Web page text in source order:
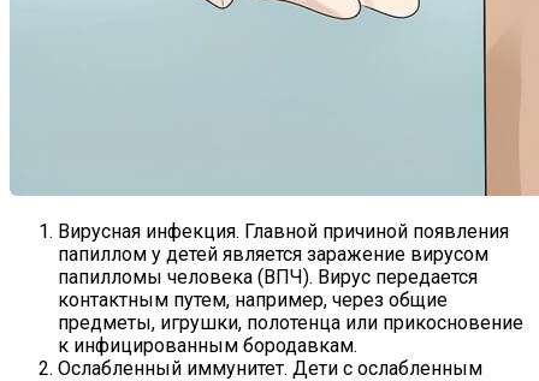
Вирусная инфекция. Главной причиной появления
папиллом у детей является заражение вирусом
папилломы человека (ВПЧ). Вирус передается
контактным путем, например, через общие
предметы, игрушки, полотенца или прикосновение
к инфицированным бородавкам.
Ослабленный иммунитет. Дети с ослабленным